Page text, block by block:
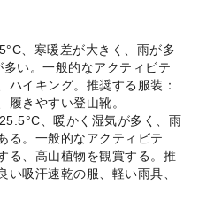
、寒暖差が大きく、雨が多
い。一般的なアクティビテ
ハイキング。推奨する服装：
履きやすい登山靴。
、暖かく湿気が多く、雨
る。一般的なアクティビテ
る、高山植物を観賞する。推
い吸汗速乾の服、軽い雨具、